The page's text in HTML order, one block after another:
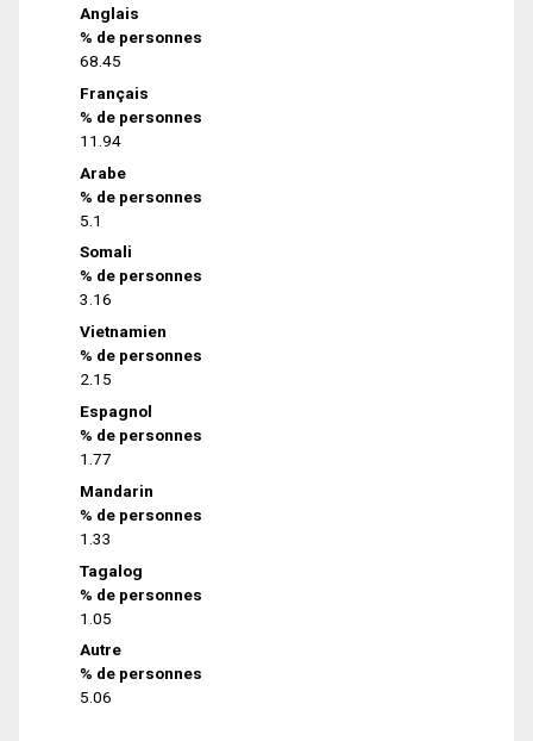
Anglais
% de personnes
68.45
Français
% de personnes
11.94
Arabe
% de personnes
5.1
Somali
% de personnes
3.16
Vietnamien
% de personnes
2.15
Espagnol
% de personnes
1.77
Mandarin
% de personnes
1.33
Tagalog
% de personnes
1.05
Autre
% de personnes
5.06